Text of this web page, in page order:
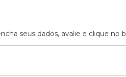
seus dados, avalie e clique no